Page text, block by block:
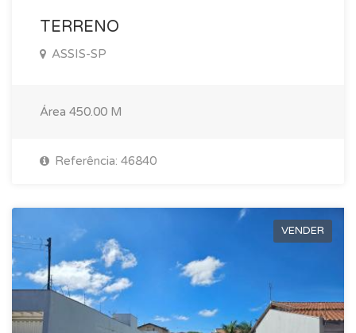
TERRENO
ASSIS-SP
Área 450.00 M
Referência: 46840
VENDER